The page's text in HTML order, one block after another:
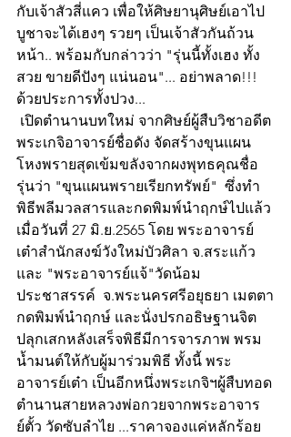
กับเจ้าสัวสี่แคว เพื่อให้ศิษยานุศิษย์เอาไป
บูชาจะได้เฮงๆ รวยๆ เป็นเจ้าสัวกันถ้วน
หน้า.. พร้อมกับกล่าวว่า "รุ่นนี้ทั้งเฮง ทั้ง
สวย ขายดีปังๆ แน่นอน"... อย่าพลาด!!!
ด้วยประการทั้งปวง...
พระเกจิอาจารย์ชื่อดัง จัดสร้างขุนแผน
โหงพรายสุดเข้มขลังจากผงพุทธคุณชื่อ
รุ่นว่า "ขุนแผนพรายเรียกทรัพย์"  ซึ่งทำ
พิธีพลีมวลสารและกดพิมพ์นำฤกษ์ไปแล้ว
เมื่อวันที่ 27 มิ.ย.2565 โดย พระอาจารย์
เต๋าสำนักสงฆ์วังใหม่บัวศิลา จ.สระแก้ว
และ "พระอาจารย์แจ้"วัดน้อม
ประชาสรรค์  จ.พระนครศรีอยุธยา เมตตา
กดพิมพ์นำฤกษ์ และนั่งปรกอธิษฐานจิต
ปลุกเสกหลังเสร็จพิธีมีการจารภาพ พรม
น้ำมนต์ให้กับผู้มาร่วมพิธี ทั้งนี้ พระ
อาจารย์เต๋า เป็นอีกหนึ่งพระเกจิฯผู้สืบทอด
ตำนานสายหลวงพ่อกวยจากพระอาจาร
ย์ตั้ว วัดซับลำไย ...ราคาจองแค่หลักร้อย